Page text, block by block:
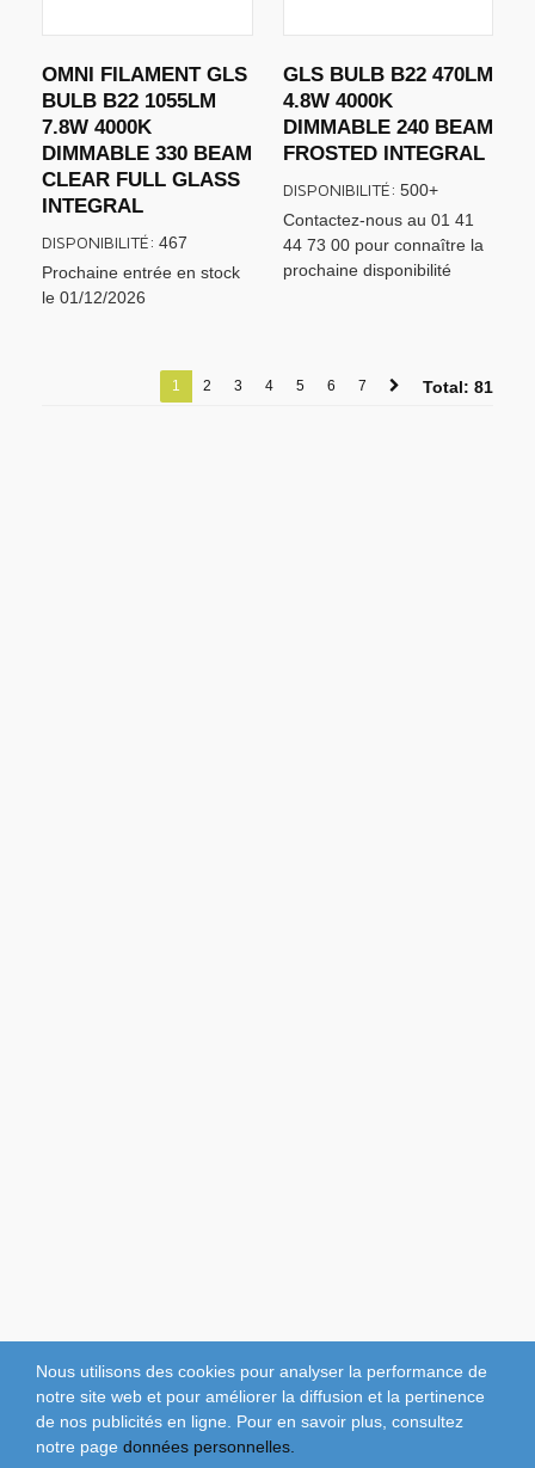
OMNI FILAMENT GLS
BULB B22 1055LM
7.8W 4000K
DIMMABLE 330 BEAM
CLEAR FULL GLASS
INTEGRAL
Prochaine entrée en stock
le 01/12/2026
DISPONIBILITÉ: 467
GLS BULB B22 470LM
4.8W 4000K
DIMMABLE 240 BEAM
FROSTED INTEGRAL
Contactez-nous au 01 41
44 73 00 pour connaître la
prochaine disponibilité
DISPONIBILITÉ: 500+
1 2 3 4 5 6 7 Total: 81
Nous utilisons des cookies pour analyser la performance de
notre site web et pour améliorer la diffusion et la pertinence
de nos publicités en ligne. Pour en savoir plus, consultez
notre page données personnelles.